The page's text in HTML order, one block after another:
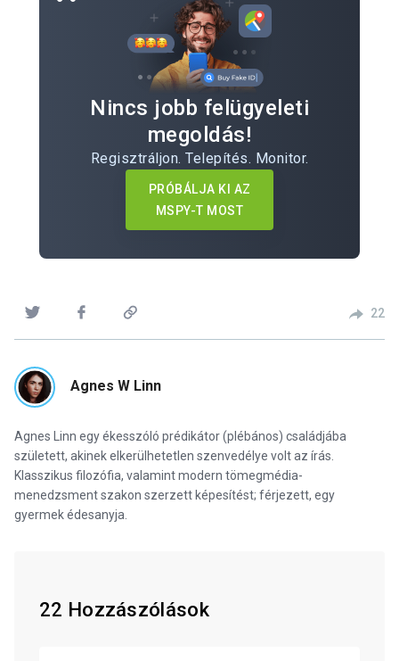
Nincs jobb felügyeleti
megoldás!
Regisztráljon. Telepítés. Monitor.
PRÓBÁLJA KI AZ
MSPY-T MOST
22
Agnes W Linn
Agnes Linn egy ékesszóló prédikátor (plébános) családjába
született, akinek elkerülhetetlen szenvedélye volt az írás.
Klasszikus filozófia, valamint modern tömegmédia-
menedzsment szakon szerzett képesítést; férjezett, egy
gyermek édesanyja.
22 Hozzászólások